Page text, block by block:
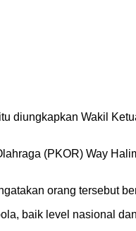
diungkapkan Wakil
(PKOR) Way
orang tersebut
baik level nasional